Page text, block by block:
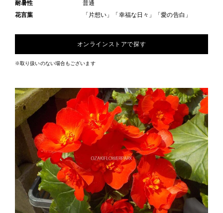
耐暑性
普通
花言葉
「片想い」「幸福な日々」「愛の告白」
オンラインストアで探す
※取り扱いのない場合もございます